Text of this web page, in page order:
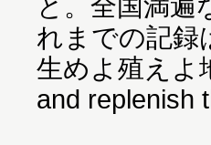
れまでの記録
生めよ殖えよ
and replenish